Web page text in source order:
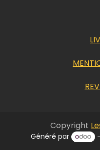
Copyright
Généré par -